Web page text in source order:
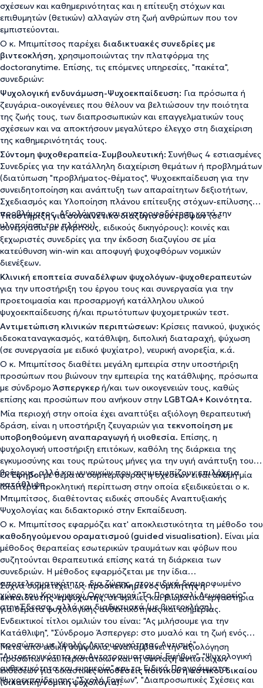
σχέσεων και καθημερινότητας και η επίτευξη στόχων και
επιθυμητών (θετικών) αλλαγών στη ζωή ανθρώπων που τον
εμπιστεύονται.
Ο κ. Μπιμπίτσος παρέχει διαδικτυακές συνεδρίες με
βιντεοκλήση, χρησιμοποιώντας την πλατφόρμα της
doctoranytime. Επίσης, τις επόμενες υπηρεσίες, "πακέτα",
συνεδριών:
Ψυχολογική ενδυνάμωση-Ψυχοεκπαίδευση: Για πρόσωπα ή
ζευγάρια-οικογένειες που θέλουν να βελτιώσουν την ποιότητα
της ζωής τους, των διαπροσωπικών και επαγγελματικών τους
σχέσεων και να αποκτήσουν μεγαλύτερο έλεγχο στη διαχείριση
της καθημερινότητάς τους.
Σύντομη ψυχοθεραπεία-Συμβουλευτική: Συνήθως 4 εστιασμένες
Συνεδρίες για την κατάλληλη διαχείριση θεμάτων ή προβλημάτων
(διατύπωση "προβλήματος-θέματος", Ψυχοεκπαίδευση για την
συνειδητοποίηση και ανάπτυξη των απαραίτητων δεξιοτήτων,
Σχεδιασμός και Υλοποίηση πλάνου επίτευξης στόχων-επίλυσης
προβλήματος, Αξιολόγηση και ανατροφοδότηση κατά την
υλοποίηση του πλάνου).
Υποστήριξη για συναινετικό διαζύγιο συντρόφων(σε
συνεργασία με έγκριτους, ειδικούς δικηγόρους): κοινές και
ξεχωριστές συνεδρίες για την έκδοση διαζυγίου σε μία
κατεύθυνση win-win και αποφυγή ψυχοφθόρων νομικών
διενέξεων.
Κλινική εποπτεία συναδέλφων ψυχολόγων-ψυχοθεραπευτών
για την υποστήριξη του έργου τους και συνεργασία για την
προετοιμασία και προσαρμογή κατάλληλου υλικού
ψυχοεκπαίδευσης ή/και πρωτότυπων ψυχομετρικών τεστ.
Αντιμετώπιση κλινικών περιπτώσεων: Κρίσεις πανικού, ψυχικός
ιδεοκαταναγκασμός, κατάθλιψη, διπολική διαταραχή, ψύχωση
(σε συνεργασία με ειδικό ψυχίατρο), νευρική ανορεξία, κ.ά.
Ο κ. Μπιμπίτσος διαθέτει μεγάλη εμπειρία στην υποστήριξη
προσώπων που βιώνουν την εμπειρία της κατάθλιψης, πρόσωπα
με σύνδρομο Άσπεργκερή/και των οικογενειών τους, καθώς
επίσης και προσώπων που ανήκουν στην LGBTQA+ Κοινότητα.
Μία περιοχή στην οποία έχει αναπτύξει αξιόλογη θεραπευτική
δράση, είναι η υποστήριξη ζευγαριών για τεκνοποίηση με
υποβοηθούμενη αναπαραγωγή ή υιοθεσία. Επίσης, η
ψυχολογική υποστήριξη επιτόκων, καθόλη της διάρκεια της
εγκυμοσύνης και τους πρώτους μήνες για την υγιή ανάπτυξη του
βρέφους, αλλά και γυναικών που αντιμετωπίζουνεπιλόχεια
κατάθλιψη.
ΟιΈφηβοιμε θέματα συμπεριφοράς ή σχέσεων είναι ακόμη μία
ιδιαίτερα προκλητική περίπτωση στην οποία εξειδικεύεται ο κ.
Μπιμπίτσος, διαθέτοντας ειδικές σπουδές Αναπτυξιακής
Ψυχολογίας και διδακτορικό στην Εκπαίδευση.
Ο κ. Μπιμπίτσος εφαρμόζει κατ' αποκλειστικότητα τη μέθοδο του
καθοδηγούμενου οραματισμού (guided visualisation). Είναι μία
μέθοδος θεραπείας εσωτερικών τραυμάτων και φόβων που
συζητούνται θεραπευτικά επίσης κατά τη διάρκεια των
συνεδριών. Η μέθοδος εφαρμόζεται με την ίδια
αποτελεσματικότητα, δια ζώσης, στον ειδικά διαμορφωμένο
χώρο του Κοινωνικού Οργανισμού "Το Πορτοκαλί Λεωφορείο"
στην Έδεσσα, αλλά και διαδικτυακά (με βιντεοκλήση).
Συχνά συμμετέχει, ωςπροσκεκλημένος ομιλητής ή
εκπαιδευτής-εμψυχωτής,σε ομιλίες και βιωματικά εργαστήρια
για θέματα ψυχολογικής ανθεκτικότητας και ευημερίας.
Ενδεικτικοί τίτλοι ομιλιών του είναι: "Aς μιλήσουμε για την
Κατάθλιψη", "Σύνδρομο Άσπεργερ: στο μυαλό και τη ζωή ενός
προσώπου με Υψηλής Λειτουργικότητας Αυτισμό",
"Αυτοκτονικότητα και Αυτοτραυματισμοί Εφήβων", "Ψυχολογική
ανθεκτικότητα και ευημερία" και τα Ειδικά Προγράμματα
Ψυχοεκπαίδευσης: "Σχολή Γονέων", "Διαπροσωπικές Σχέσεις και
Μετά από ειδική συμφωνία, αναλαμβάνει την αξιολόγηση
προσώπων και περιστατικών και τη σύνταξη αντίστοιχων
εκθέσεων για δικαστικέςυποθέσεις ποινικού ή αστικού δικαίου
(δικανική/νομική ψυχολογία).